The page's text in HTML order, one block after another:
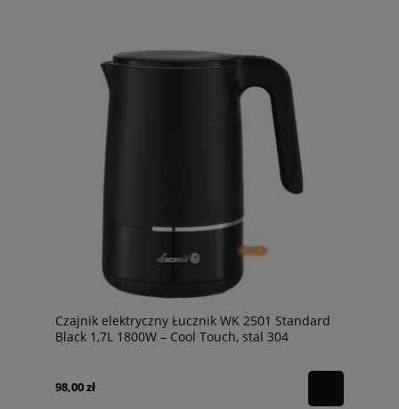
Czajnik elektryczny Łucznik WK 2501 Standard
Black 1,7L 1800W – Cool Touch, stal 304
98,00 zł